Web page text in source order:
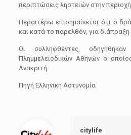
περιπτώσεις ληστειών στην
Περαιτέρω επισημαίνεται ότι ο
και κατά το παρελθόν, για
Οι συλληφθέντες,
Πλημμελειοδικών Αθηνών ο
Ανακριτή.
Πηγή Ελληνική Αστυνομία
citylife